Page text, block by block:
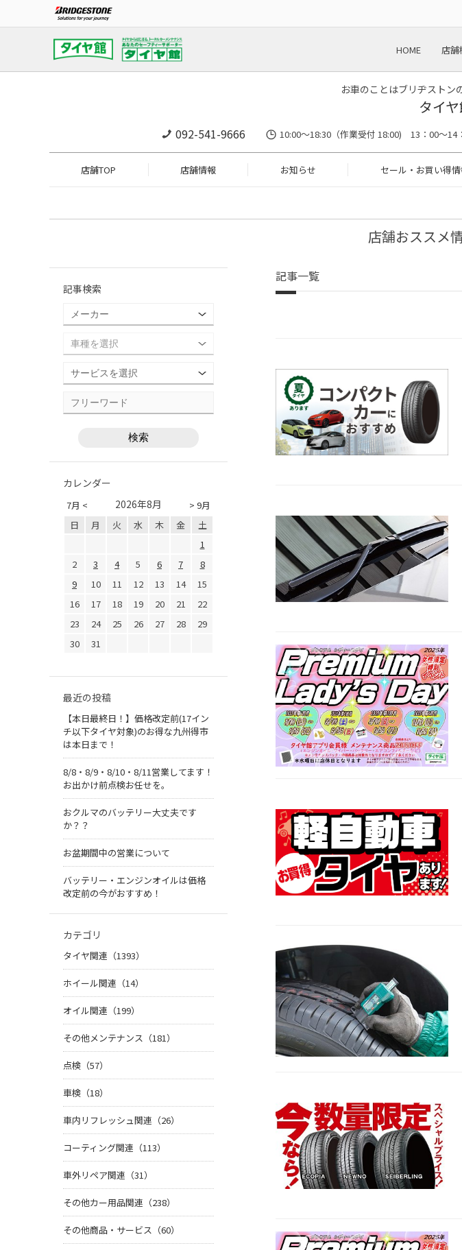
HOME 店舗
お車のことはブリヂストン
タイ
092-541-9666 10:00～18:30（作業受付 18:00) 13：00～14
店舗TOP 店舗情報 お知らせ セール・お買い得
店舗おススメ
記事一覧
記事検索
カレンダー
7月 < > 9月
2026年8月
日 月 火 水 木 金
土
1
2
3 4 5 6 7
8
9
10 11 12 13 14
15
16
17 18 19 20 21
22
23
24 25 26 27 28
29
30
31
最近の投稿
【本日最終日！】価格改定前(17イン
チ以下タイヤ対象)のお得な九州得市
は本日まで！
8/8・8/9・8/10・8/11営業してます！
お出かけ前点検お任せを。
おクルマのバッテリー大丈夫です
か？？
お盆期間中の営業について
バッテリー・エンジンオイルは価格
改定前の今がおすすめ！
カテゴリ
タイヤ関連（1393）
ホイール関連（14）
オイル関連（199）
その他メンテナンス（181）
点検（57）
車検（18）
車内リフレッシュ関連（26）
コーティング関連（113）
車外リペア関連（31）
その他カー用品関連（238）
その他商品・サービス（60）